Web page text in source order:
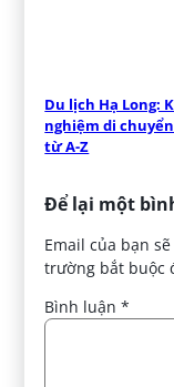
Du lịch Hạ Long:
nghiệm di
từ A-Z
Để lại một
Email của bạn
trường bắt buộc
Bình luận*